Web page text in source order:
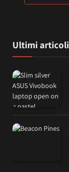
Ultimi articoli